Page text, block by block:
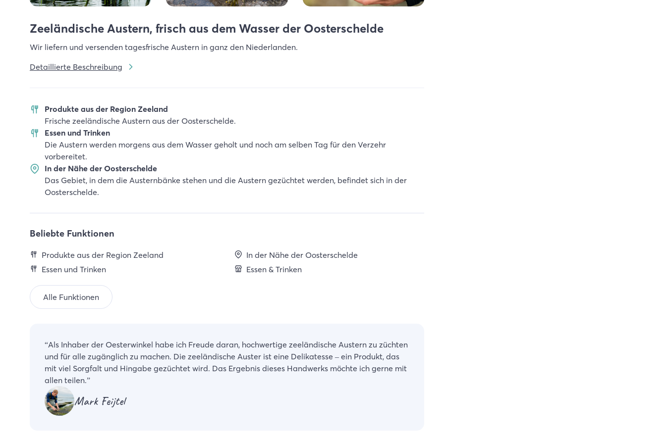
Zeeländische Austern, frisch aus dem Wasser der Oosterschelde
Wir liefern und versenden tagesfrische Austern in ganz den Niederlanden.
Detaillierte Beschreibung
Produkte aus der Region Zeeland
Frische zeeländische Austern aus der Oosterschelde.
Essen und Trinken
Die Austern werden morgens aus dem Wasser geholt und noch am selben Tag für den Verzehr
vorbereitet.
In der Nähe der Oosterschelde
Das Gebiet, in dem die Austernbänke stehen und die Austern gezüchtet werden, befindet sich in der
Oosterschelde.
Beliebte Funktionen
Produkte aus der Region Zeeland
Essen und Trinken
In der Nähe der Oosterschelde
Essen & Trinken
Alle Funktionen
“Als Inhaber der Oesterwinkel habe ich Freude daran, hochwertige zeeländische Austern zu züchten
und für alle zugänglich zu machen. Die zeeländische Auster ist eine Delikatesse – ein Produkt, das
mit viel Sorgfalt und Hingabe gezüchtet wird. Das Ergebnis dieses Handwerks möchte ich gerne mit
allen teilen.”
Mark Feijtel